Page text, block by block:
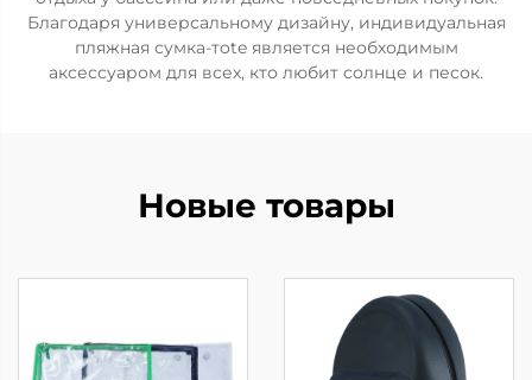
Благодаря универсальному дизайну, индивидуальная
пляжная сумка-тote является необходимым
аксессуаром для всех, кто любит солнце и песок.
Новые товары